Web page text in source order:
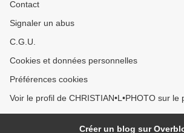
Contact
Signaler un abus
C.G.U.
Cookies et données personnelles
Préférences cookies
Voir le profil de CHRISTIAN•L•PHOTO sur le
Créer un blog sur